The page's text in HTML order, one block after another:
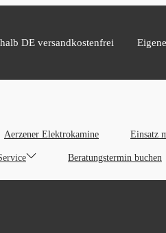
DE versandkostenfrei
Aerzener Elektrokamine Einsatz
Beratungstermin buchen